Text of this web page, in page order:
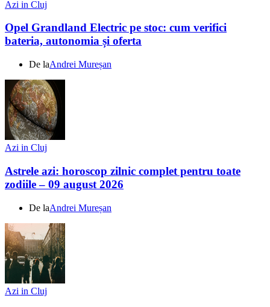
Azi in Cluj
Opel Grandland Electric pe stoc: cum verifici
bateria, autonomia și oferta
De laAndrei Mureșan
Azi in Cluj
Astrele azi: horoscop zilnic complet pentru toate
zodiile – 09 august 2026
De laAndrei Mureșan
Azi in Cluj